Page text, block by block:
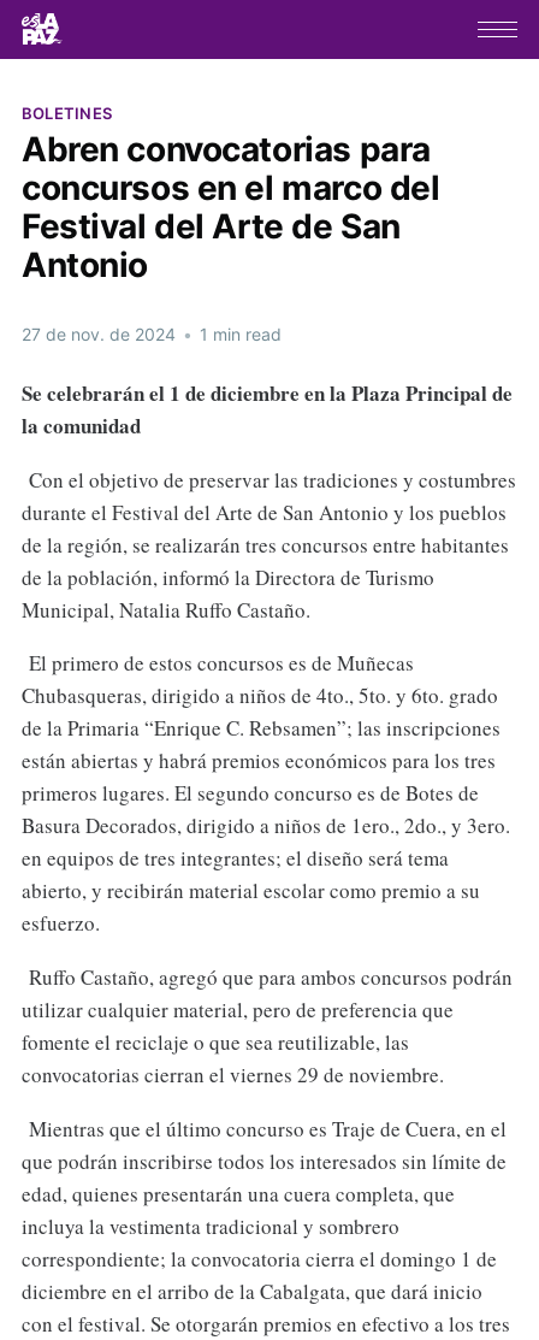
BOLETINES
Abren convocatorias para
concursos en el marco del
Festival del Arte de San
Antonio
27 de nov. de 2024 • 1 min read
Se celebrarán el 1 de diciembre en la Plaza Principal de
la comunidad
Con el objetivo de preservar las tradiciones y costumbres
durante el Festival del Arte de San Antonio y los pueblos
de la región, se realizarán tres concursos entre habitantes
de la población, informó la Directora de Turismo
Municipal, Natalia Ruffo Castaño.
El primero de estos concursos es de Muñecas
Chubasqueras, dirigido a niños de 4to., 5to. y 6to. grado
de la Primaria “Enrique C. Rebsamen”; las inscripciones
están abiertas y habrá premios económicos para los tres
primeros lugares. El segundo concurso es de Botes de
Basura Decorados, dirigido a niños de 1ero., 2do., y 3ero.
en equipos de tres integrantes; el diseño será tema
abierto, y recibirán material escolar como premio a su
esfuerzo.
Ruffo Castaño, agregó que para ambos concursos podrán
utilizar cualquier material, pero de preferencia que
fomente el reciclaje o que sea reutilizable, las
convocatorias cierran el viernes 29 de noviembre.
Mientras que el último concurso es Traje de Cuera, en el
que podrán inscribirse todos los interesados sin límite de
edad, quienes presentarán una cuera completa, que
incluya la vestimenta tradicional y sombrero
correspondiente; la convocatoria cierra el domingo 1 de
diciembre en el arribo de la Cabalgata, que dará inicio
con el festival. Se otorgarán premios en efectivo a los tres